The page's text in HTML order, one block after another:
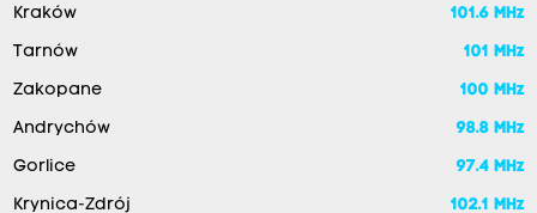
Kraków 101.6 MHz
Tarnów 101 MHz
Zakopane 100 MHz
Andrychów 98.8 MHz
Gorlice 97.4 MHz
Krynica-Zdrój 102.1 MHz